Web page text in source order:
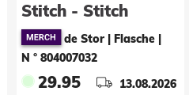
Stitch - Stitch
de Stor | Flasche
N ° 804007032
29.95 13.08.2026